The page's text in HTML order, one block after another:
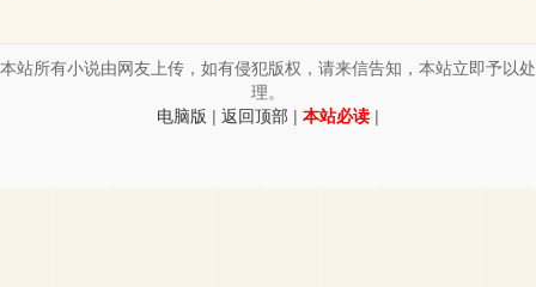
本站所有小说由网友上传，如有侵犯版权，请来信告知，本站立即予以处
理。
电脑版 | 返回顶部 | 本站必读 |